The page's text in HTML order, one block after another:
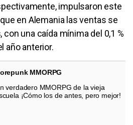
impulsaron este
en Alemania las ventas se
una caída mínima del 0,1 %
año anterior.
MMORPG
verdadero MMORPG de la vieja
¡Cómo los de antes, pero mejor!